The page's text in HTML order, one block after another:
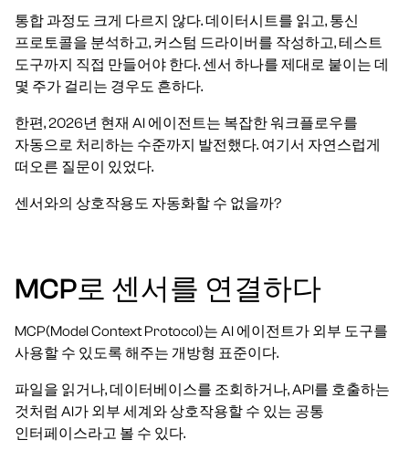
통합 과정도 크게 다르지 않다. 데이터시트를 읽고, 통신
프로토콜을 분석하고, 커스텀 드라이버를 작성하고, 테스트
도구까지 직접 만들어야 한다. 센서 하나를 제대로 붙이는 데
몇 주가 걸리는 경우도 흔하다.
한편, 2026년 현재 AI 에이전트는 복잡한 워크플로우를
자동으로 처리하는 수준까지 발전했다. 여기서 자연스럽게
떠오른 질문이 있었다.
센서와의 상호작용도 자동화할 수 없을까?
MCP로 센서를 연결하다
MCP(Model Context Protocol)는 AI 에이전트가 외부 도구를
사용할 수 있도록 해주는 개방형 표준이다.
파일을 읽거나, 데이터베이스를 조회하거나, API를 호출하는
것처럼 AI가 외부 세계와 상호작용할 수 있는 공통
인터페이스라고 볼 수 있다.